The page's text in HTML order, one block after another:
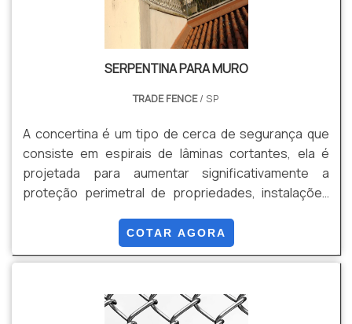
SERPENTINA PARA MURO
TRADE FENCE/ SP
A concertina é um tipo de cerca de segurança que
consiste em espirais de lâminas cortantes, ela é
projetada para aumentar significativamente a
proteção perimetral de propriedades, instalações
outros locais que necessitam de segurança robusta
contra invasões. Suas Vantagens são: Eficiência de
Diferentes Ambientes, Durabilidade e Resistência,
Baixa Manutenção, Rápida Implementação,
COTAR AGORA